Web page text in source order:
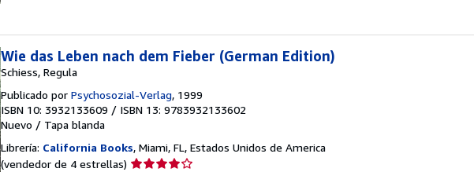
Wie das Leben nach dem Fieber (German Edition)
Schiess, Regula
Publicado por Psychosozial-Verlag, 1999
ISBN 10: 3932133609 / ISBN 13: 9783932133602
Nuevo / Tapa blanda
Librería: California Books, Miami, FL, Estados Unidos de America
(vendedor de 4 estrellas) Calificación